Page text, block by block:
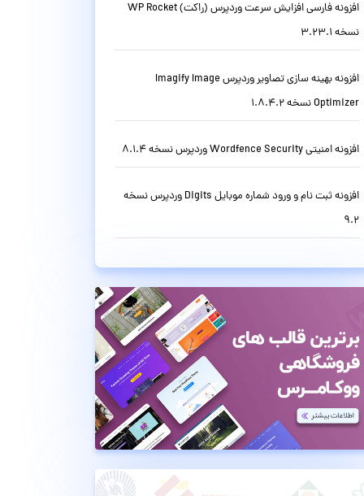
افزونه فارسی افزایش سرعت وردپرس (راکت) WP Rocket
نسخه 3.23.1
افزونه بهینه سازی تصاویر وردپرس Imagify Image
Optimizer نسخه 1.8.4.2
افزونه امنیتی Wordfence Security وردپرس نسخه 8.1.4
افزونه ثبت نام و ورود شماره موبایل Digits وردپرس نسخه
9.2